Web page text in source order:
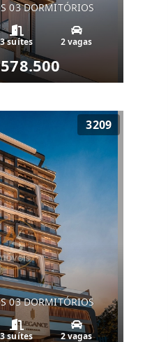
03 DORMITÓRIOS
3 suítes 2 vagas
3209
03 DORMITÓRIOS
3 suítes 2 vagas